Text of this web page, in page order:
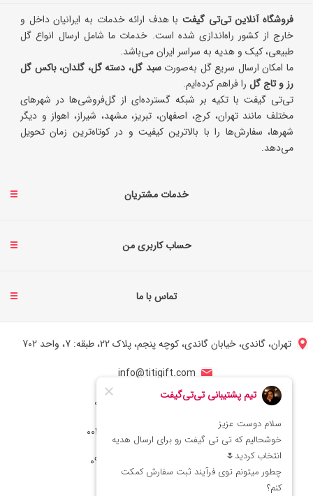
فروشگاه آنلاین تی‌تی گیفتبا هدف ارائه خدمات به ایرانیان داخل و
خارج از کشور راه‌اندازی شده است. خدمات ما شامل ارسال انواع گل
طبیعی، کیک و هدیه به سراسر ایران می‌باشد.
ما امکان ارسال سریع گل به‌صورتسبد گل، دسته گل، گلدان، باکس گل
رز و تاج گل را فراهم کرده‌ایم.
تی‌تی گیفت با تکیه بر شبکه گسترده‌ای از گل‌فروشی‌ها در شهرهای
مختلف مانند تهران، کرج، اصفهان، تبریز، مشهد، شیراز، اهواز و دیگر
شهرها، سفارش‌ها را با بالاترین کیفیت و در کوتاه‌ترین زمان تحویل
می‌دهد.
خدمات مشتریان
حساب کاربری من
تماس با ما
تهران، گاندی، خیابان گاندی، کوچه پنجم، پلاک 22، طبقه: 7، واحد 702
info@titigift.com
شماره تماس ایران: 02166066403
شماره تماس آمریکا: 0014088054942